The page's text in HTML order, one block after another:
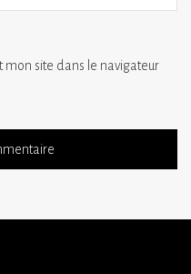
site dans le navigateur